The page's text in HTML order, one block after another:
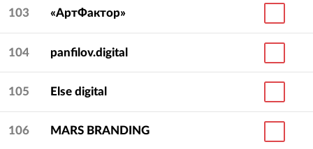
103 «АртФактор»
104 panfilov.digital
105 Else digital
106 MARS BRANDING